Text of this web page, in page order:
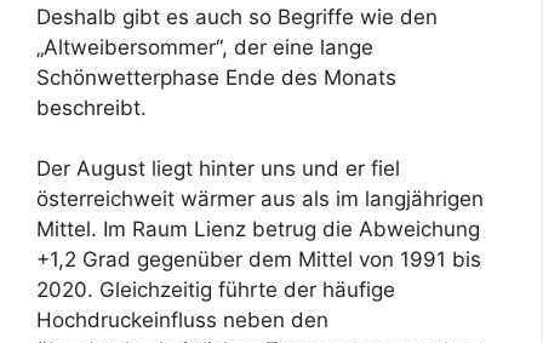
Deshalb gibt es auch so Begriffe wie den
„Altweibersommer“, der eine lange
Schönwetterphase Ende des Monats
beschreibt.
Der August liegt hinter uns und er fiel
österreichweit wärmer aus als im langjährigen
Mittel. Im Raum Lienz betrug die Abweichung
+1,2 Grad gegenüber dem Mittel von 1991 bis
2020. Gleichzeitig führte der häufige
Hochdruckeinfluss neben den